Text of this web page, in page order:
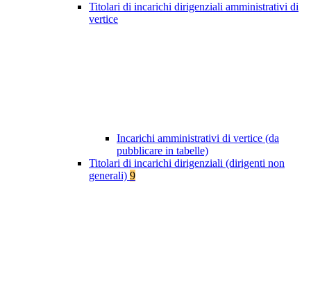
Titolari di incarichi dirigenziali amministrativi di
vertice
Incarichi amministrativi di vertice (da
pubblicare in tabelle)
Titolari di incarichi dirigenziali (dirigenti non
generali) 9